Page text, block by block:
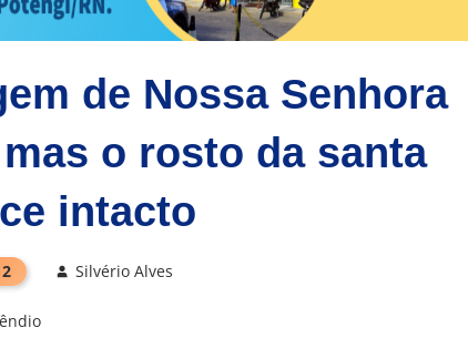
de Nossa Senhora
o rosto da santa
intacto
Silvério Alves